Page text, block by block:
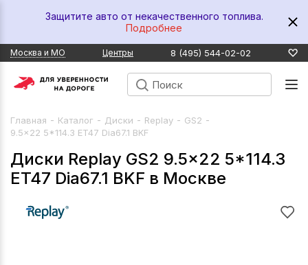
Защитите авто от некачественного топлива.
Подробнее
Москва и МО Центры 8 (495) 544-02-02
Главная - Каталог - Диски - Replay - GS2 -
9.5x22 5*114.3 ET47 Dia67.1 BKF
Диски Replay GS2 9.5x22 5*114.3
ET47 Dia67.1 BKF в Москве